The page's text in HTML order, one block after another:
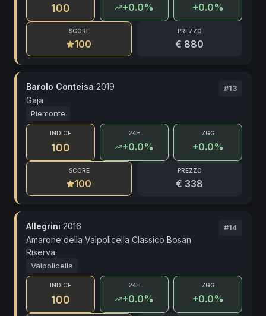
100 +0.0% +0.0%
SCORE
100
PREZZO
€ 880
Barolo Conteisa 2019
Gaja
#13
Piemonte
INDICE
100
24H
+0.0%
7GG
+0.0%
SCORE
100
PREZZO
€ 338
Allegrini 2016
Amarone della Valpolicella Classico Bosan
Riserva
#14
Valpolicella
INDICE
100
24H
+0.0%
7GG
+0.0%